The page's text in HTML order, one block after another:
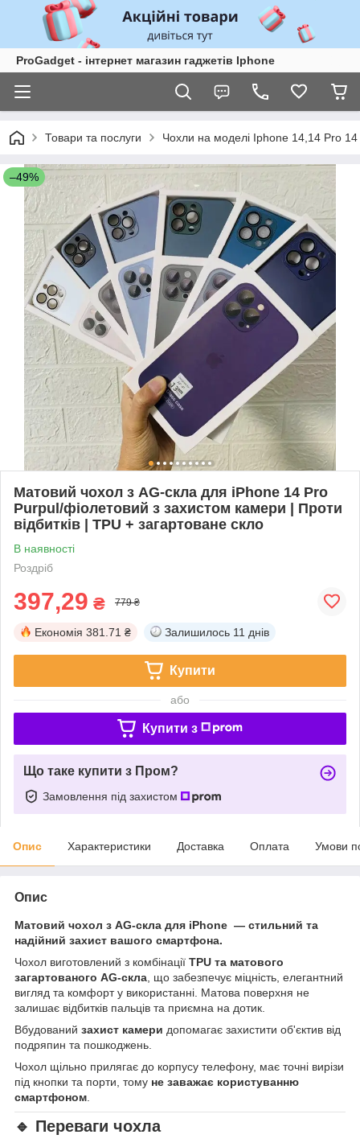
ProGadget - iнтернет магазин гаджетів Iphone
Товари та послуги Чохли на моделі Iphone 14,14 Pro
–49%
Матовий чохол з AG-скла для iPhone 14 Pro
Purpul/фіолетовий з захистом камери | Проти
відбитків | TPU + загартоване скло
В наявності
Роздріб
397,29 ₴ 779 ₴
Економія 381.71 ₴ Залишилось 11 днів
Купити
або
Купити з
Що таке купити з Пром?
Замовлення під захистом
Опис Характеристики Доставка Оплата Умови
Опис
Матовий чохол з AG-скла для iPhone — стильний та
надійний захист вашого смартфона.
Чохол виготовлений з комбінації TPU та матового
загартованого AG-скла , що забезпечує міцність, елегантний
вигляд та комфорт у використанні. Матова поверхня не
залишає відбитків пальців та приємна на дотик.
Вбудований захист камери допомагає захистити об'єктив від
подряпин та пошкоджень.
Чохол щільно прилягає до корпусу телефону, має точні вирізи
під кнопки та порти, тому не заважає користуванню
смартфоном
🔹 Переваги чохла